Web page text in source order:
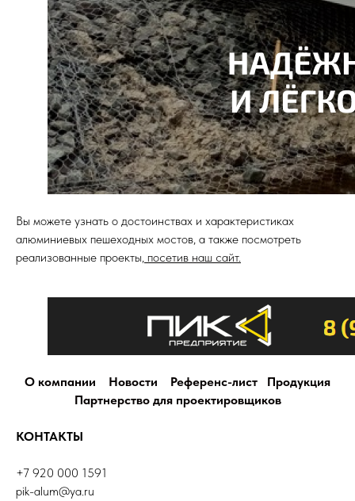
Вы можете узнать о достоинствах и характеристиках
алюминиевых пешеходных мостов, а также посмотреть
реализованные проекты, посетив наш сайт.
О компании Новости Референс-лист
Продукция
Партнерство для проектировщиков
КОНТАКТЫ
+7 920 000 1591
pik-alum@ya.ru